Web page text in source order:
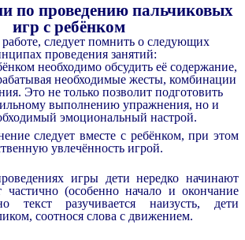
по проведению пальчиковых
игр с ребёнком
следует помнить о следующих
проведения занятий:
необходимо обсудить её содержание,
необходимые жесты, комбинации
Это не только позволит подготовить
выполнению упражнения, но и
эмоциональный настрой.
следует вместе с ребёнком, при этом
увлечённость игрой.
игры дети нередко начинают
частично (особенно начало и окончание
текст разучивается наизусть, дети
соотнося слова с движением.